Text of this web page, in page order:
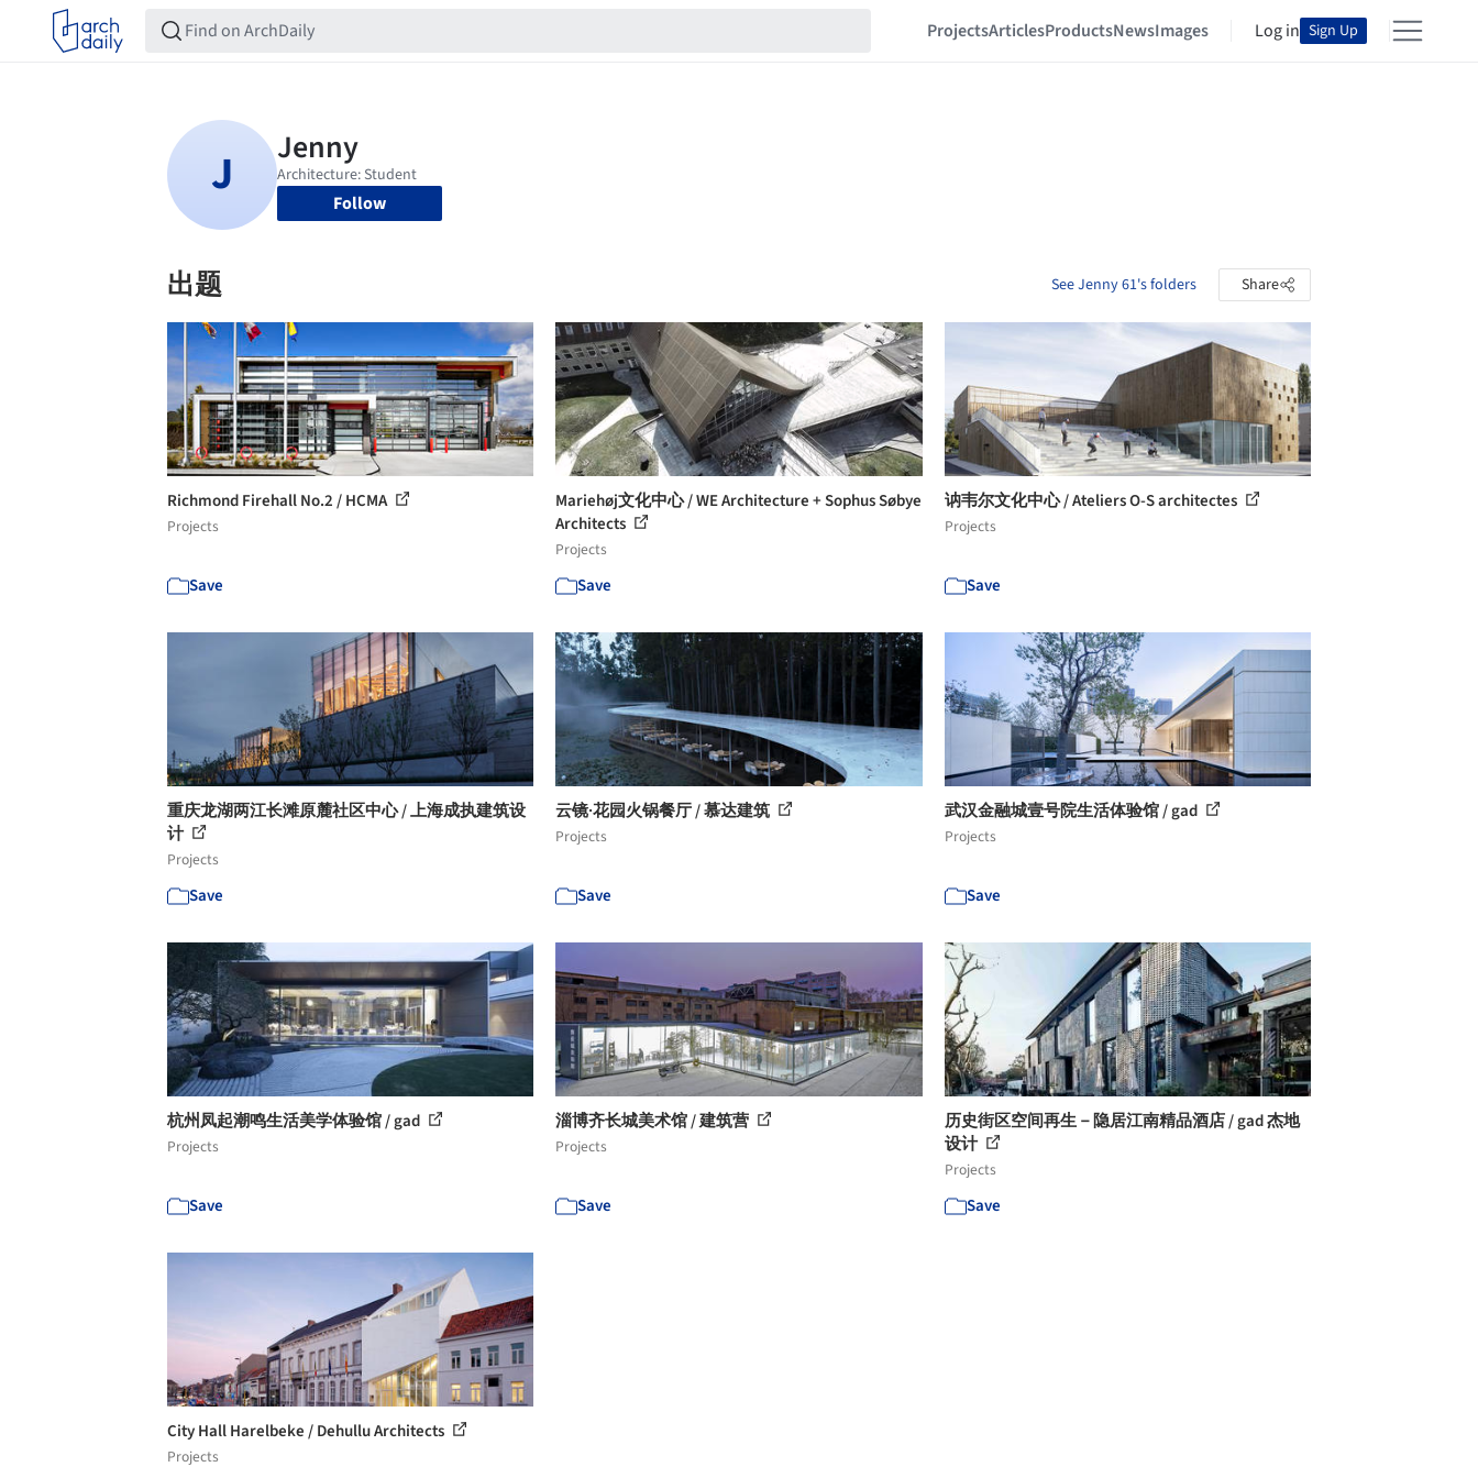
ProjectsArticlesProductsNewsImages Log in Sign Up
Follow
出题 See Jenny 61's folders Share
Richmond Firehall No.2 / HCMA
Projects
Save
Mariehøj文化中心 / WE Architecture + Sophus Søbye
Architects
Projects
Save
讷韦尔文化中心 / Ateliers O-S architectes
Projects
Save
重庆龙湖两江长滩原麓社区中心 / 上海成执建筑设
计
Projects
Save
云镜·花园火锅餐厅 / 慕达建筑
Projects
Save
武汉金融城壹号院生活体验馆 / gad
Projects
Save
杭州凤起潮鸣生活美学体验馆 / gad
Projects
Save
淄博齐长城美术馆 / 建筑营
Projects
Save
历史街区空间再生－隐居江南精品酒店 / gad 杰地
设计
Projects
Save
City Hall Harelbeke / Dehullu Architects
Projects